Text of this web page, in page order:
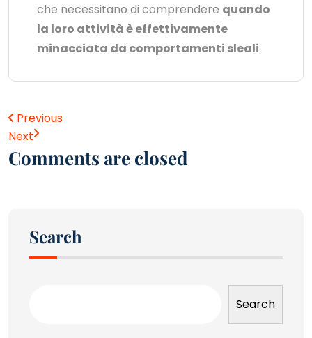
che necessitano di comprendere quando
la loro attività è effettivamente
minacciata da comportamenti sleali.
Previous
Next
Comments are closed
Search
Search